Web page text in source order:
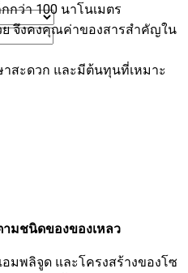
กว่า 100 นาโนเมตร
ย จึงคงคุณค่าของสารสำคัญใน
าสะดวก และมีต้นทุนที่เหมาะ
มชนิดของของเหลว
มพลิจูด และโครงสร้างของโซ